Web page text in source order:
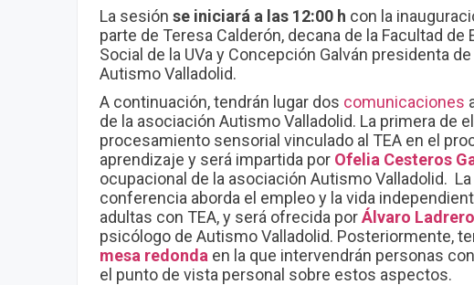
La sesión se iniciará a las 12:00 h con la
parte de Teresa Calderón, decana de la Facultad de
Social de la UVa y Concepción Galván presidenta
Autismo Valladolid.
A continuación, tendrán lugar dos comunicaciones
de la asociación Autismo Valladolid. La primera de
procesamiento sensorial vinculado al TEA en el
aprendizaje y será impartida por Ofelia Cesteros
ocupacional de la asociación Autismo Valladolid.
conferencia aborda el empleo y la vida
adultas con TEA, y será ofrecida porÁlvaro
psicólogo de Autismo Valladolid. Posteriormente,
mesa redonda en la que intervendrán personas
el punto de vista personal sobre estos aspectos.